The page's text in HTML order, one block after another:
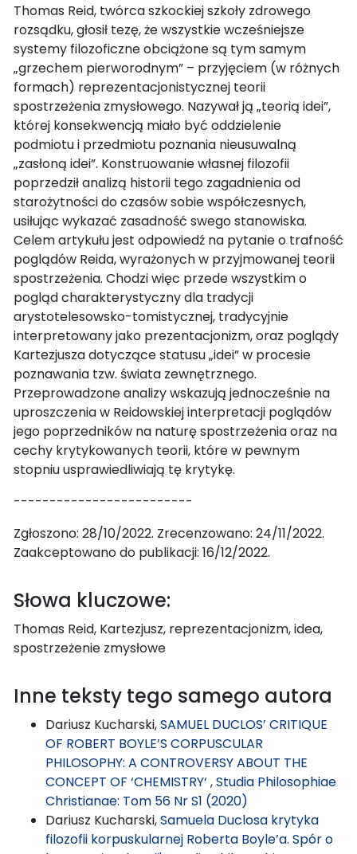
Thomas Reid, twórca szkockiej szkoły zdrowego
rozsądku, głosił tezę, że wszystkie wcześniejsze
systemy filozoficzne obciążone są tym samym
„grzechem pierworodnym” – przyjęciem (w różnych
formach) reprezentacjonistycznej teorii
spostrzeżenia zmysłowego. Nazywał ją „teorią idei”,
której konsekwencją miało być oddzielenie
podmiotu i przedmiotu poznania nieusuwalną
„zasłoną idei”. Konstruowanie własnej filozofii
poprzedził analizą historii tego zagadnienia od
starożytności do czasów sobie współczesnych,
usiłując wykazać zasadność swego stanowiska.
Celem artykułu jest odpowiedź na pytanie o trafność
poglądów Reida, wyrażonych w przyjmowanej teorii
spostrzeżenia. Chodzi więc przede wszystkim o
pogląd charakterystyczny dla tradycji
arystotelesowsko-tomistycznej, tradycyjnie
interpretowany jako prezentacjonizm, oraz poglądy
Kartezjusza dotyczące statusu „idei” w procesie
poznawania tzw. świata zewnętrznego.
Przeprowadzone analizy wskazują jednocześnie na
uproszczenia w Reidowskiej interpretacji poglądów
jego poprzedników na naturę spostrzeżenia oraz na
cechy krytykowanych teorii, które w pewnym
stopniu usprawiedliwiają tę krytykę.
-------------------------
Zgłoszono: 28/10/2022. Zrecenzowano: 24/11/2022.
Zaakceptowano do publikacji: 16/12/2022.
Słowa kluczowe:
Thomas Reid, Kartezjusz, reprezentacjonizm, idea,
spostrzeżenie zmysłowe
Inne teksty tego samego autora
Dariusz Kucharski,SAMUEL DUCLOS’ CRITIQUE
OF ROBERT BOYLE’S CORPUSCULAR
PHILOSOPHY: A CONTROVERSY ABOUT THE
CONCEPT OF ‘CHEMISTRY‘ ,Studia Philosophiae
Christianae: Tom 56 Nr S1 (2020)
Dariusz Kucharski,Samuela Duclosa krytyka
filozofii korpuskularnej Roberta Boyle’a. Spór o